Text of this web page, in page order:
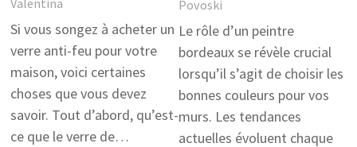
Valentina
Si vous songez à acheter un
verre anti-feu pour votre
maison, voici certaines
choses que vous devez
savoir. Tout d’abord, qu’est-
ce que le verre de…
Povoski
Le rôle d’un peintre
bordeaux se révèle crucial
lorsqu’il s’agit de choisir les
bonnes couleurs pour vos
murs. Les tendances
actuelles évoluent chaque